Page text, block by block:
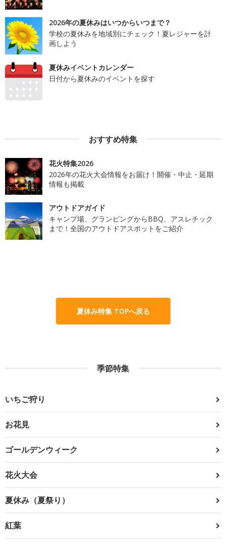
2026年の夏休みはいつからいつまで？
学校の夏休みを地域別にチェック！夏レジャーを計
画しよう
夏休みイベントカレンダー
日付から夏休みのイベントを探す
おすすめ特集
花火特集2026
2026年の花火大会情報をお届け！開催・中止・延期
情報も掲載
アウトドアガイド
キャンプ場、グランピングからBBQ、アスレチック
まで！全国のアウトドアスポットをご紹介
夏休み特集 TOPへ戻る
季節特集
いちご狩り
お花見
ゴールデンウィーク
花火大会
夏休み（夏祭り）
紅葉